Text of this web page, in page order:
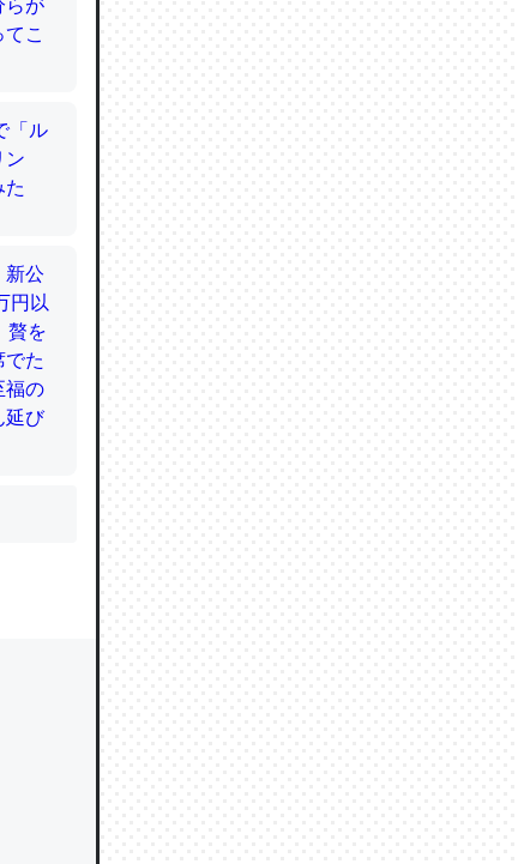
腹足
策
こ
し
れ
し